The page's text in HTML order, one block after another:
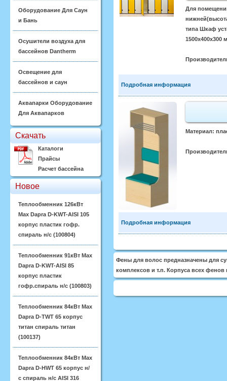
Оборудование Для Саун
и Бань
Осушители воздуха для
бассейнов Dantherm
Освещение для
бассейнов и саун
Аквапарки Оборудование
Для Аквапарков
Скачать
Каталоги
Прайсы
Расчет бассейна
Новое
Теплообменник 126кВт
Max Dapra D-KWT-AISI 105
корпус пластик гофр.
спираль н/с (100804)
Теплообменник 91кВт Max
Dapra D-KWT-AISI 85
корпус пластик
гофр.спираль н/с (100803)
Теплообменник 84кВт Max
Dapra D-TWT 65 корпус
титан спираль титан
(100137)
Теплообменник 84кВт Max
Dapra D-HWT 65 корпус н/
с спираль н/с AISI 316
Для
типа Шкаф
Подробная информация
Материал:
Подробная информация
Фены для волос предназначены для
комплексов и т.п. Корпуса всех